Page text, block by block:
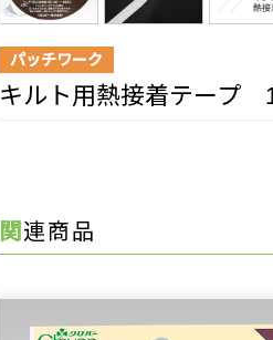
パッチワーク
キルト用熱接着テープ
関連商品